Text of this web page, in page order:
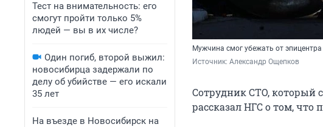
Тест на внимательность: его
смогут пройти только 5%
людей — вы в их числе?
Один погиб, второй выжил:
новосибирца задержали по
делу об убийстве — его искали
35 лет
На въезде в Новосибирск на
Мужчина смог убежать от
Источник: Александр Ощепков
Сотрудник СТО, который
рассказал НГС о том, что